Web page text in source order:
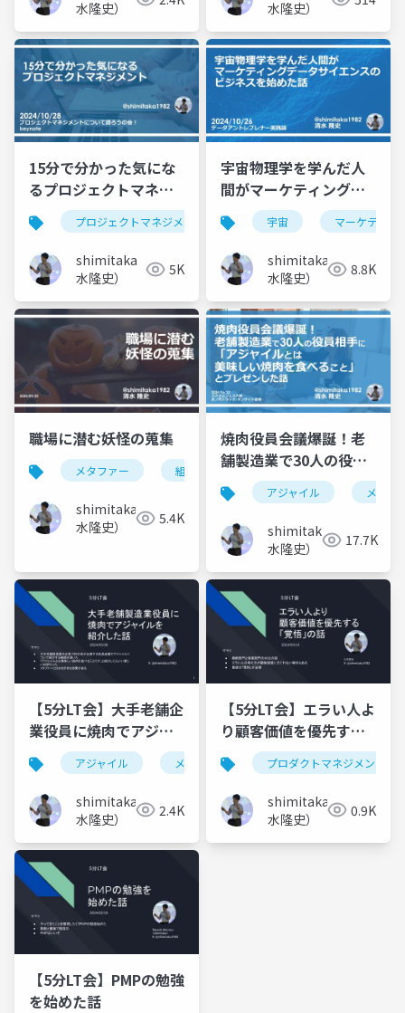
水隆史）
水隆史）
15分で分かった気にな
るプロジェクトマネジ
メント プロジェクトマネジメント pmp アジャイル
shimitaka（清
水隆史）
5K
宇宙物理学を学んだ人
間がマーケティングサ
イエンスのビジネスを
始めた話
宇宙 マーケティン
shimitaka（清
水隆史）
8.8K
職場に潜む妖怪の蒐集
メタファー 組織課題 組織変革
shimitaka（清
水隆史）
5.4K
焼肉役員会議爆誕！老
舗製造業で30人の役員
相手に「アジャイルと
は美味しい焼肉を食べ
ること」とプレゼンし
た話
アジャイル メタフ
shimitaka（清
水隆史）
17.7K
【5分LT会】大手老舗企
業役員に焼肉でアジャ
イルを紹介した話
アジャイル メタファー
shimitaka（清
水隆史）
2.4K
【5分LT会】エラい人よ
り顧客価値を優先する
「覚悟」の話プロダクトマネジメント
shimitaka（清
水隆史）
0.9K
【5分LT会】PMPの勉強
を始めた話